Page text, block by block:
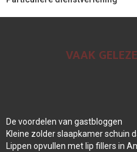
VAAK
De voordelen van gastbloggen
Kleine zolder slaapkamer schuin
Lippen opvullen met lip fillers in